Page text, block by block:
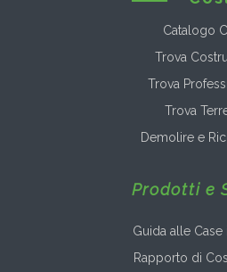
Catalogo
Trova
Trova
Trova
Demolire e
Prodotti e
Guida alle
Rapporto di